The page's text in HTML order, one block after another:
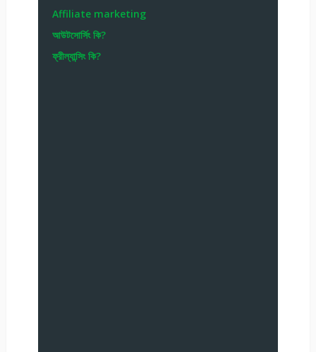
Affiliate marketing
আউটসোর্সিং কি?
ফ্রীল্যান্সিং কি?